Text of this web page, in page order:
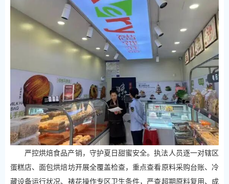
严控烘焙食品产销，守护夏日甜蜜安全。执法人员逐一对辖区
蛋糕店、面包烘焙坊开展全覆盖检查，重点查看原料采购台账、冷
藏设备运行状况、裱花操作专区卫生条件，严查超期原料复用、成